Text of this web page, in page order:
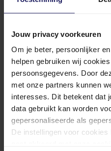
Jouw privacy voorkeuren
Om je beter, persoonlijker
helpen gebruiken wij
persoonsgegevens. Door
met onze partners kunnen
interesses. Dit betekent dat
data gebruikt kan worden
gepersonaliseerde als
De instellingen voor
ROMMELSBACHER
2-3 werkdagen
209,85